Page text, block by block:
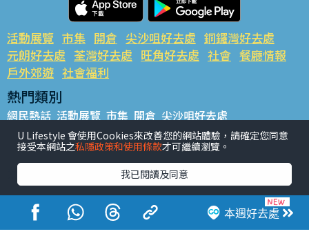
本週好去處
活動展覽 市集 開倉 尖沙咀好去處 銅鑼灣好去處
元朗好去處 荃灣好去處 旺角好去處 社會 餐廳情報
戶外郊遊 社會福利
熱門類別
網民熱話 活動展覽 市集 開倉 尖沙咀好去處
銅鑼灣好去處 元朗好去處 荃灣好去處 旺角好去處 社會
餐廳情報 戶外郊遊
熱門標籤
#UGO搵好去處 #人氣活動推介 #美食社群熱話
#親子玩樂好去處
#ULifestyle應用程式
#限時搶
#UJetso禮物放送
#ULifestyle商戶中心 #著數
U Lifestyle 會使用Cookies來改善您的網站體驗，請確定您同意
接受本網站之私隱政策和使用條款才可繼續瀏覽。
我已閱讀及同意